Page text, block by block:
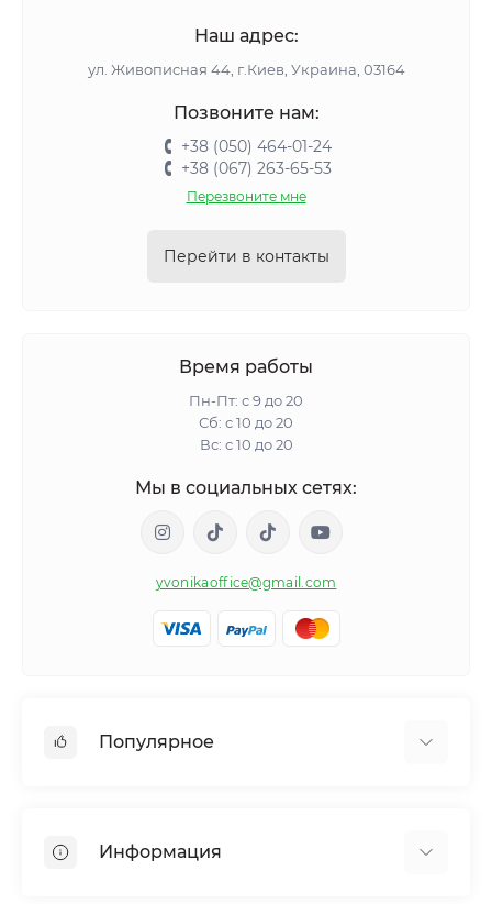
Наш адрес:
ул. Живописная 44, г.Киев, Украина, 03164
Позвоните нам:
+38 (050) 464-01-24
+38 (067) 263-65-53
Перезвоните мне
Перейти в контакты
Время работы
Пн-Пт: с 9 до 20
Сб: с 10 до 20
Вс: с 10 до 20
Мы в социальных сетях:
yvonikaoffice@gmail.com
Популярное
Обмен веществ и вес
Информация